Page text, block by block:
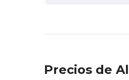
Precios de